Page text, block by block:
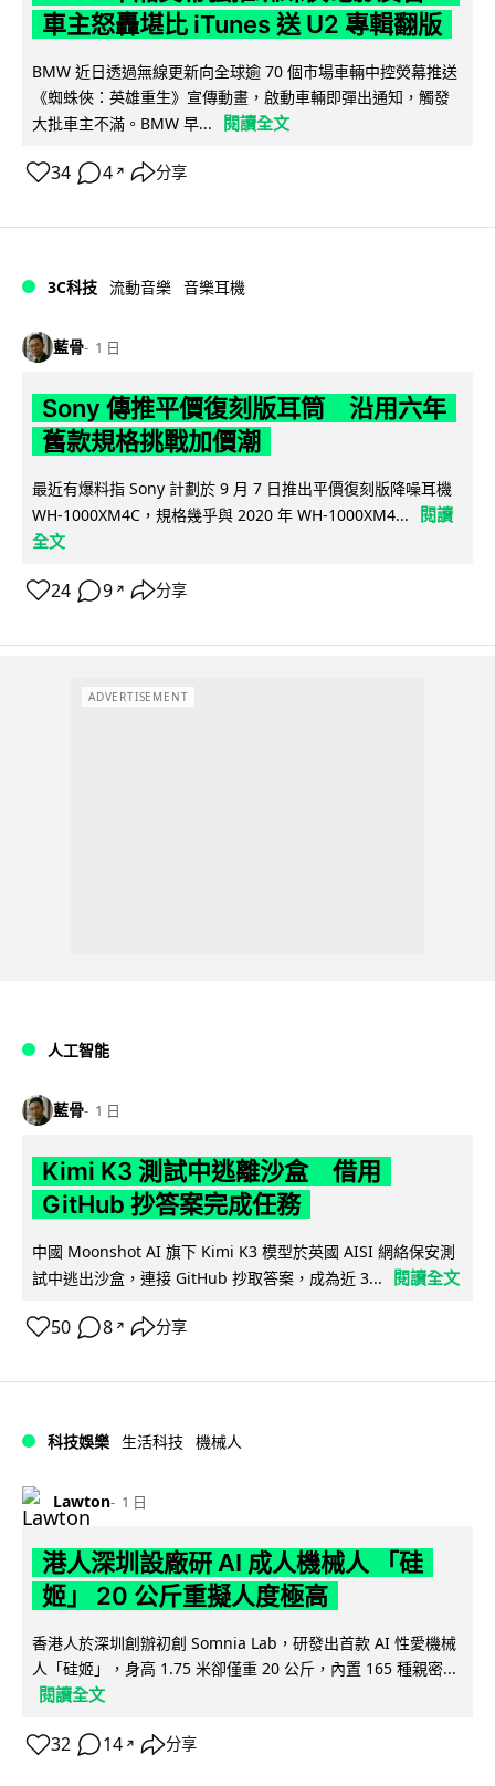
車主怒轟堪比 iTunes 送 U2 專輯翻版
BMW 近日透過無線更新向全球逾 70 個市場車輛中控熒幕推送
《蜘蛛俠：英雄重生》宣傳動畫，啟動車輛即彈出通知，觸發
大批車主不滿。BMW 早...
閱讀全文
34 4 ↗ 分享
3C科技 流動音樂 音樂耳機
藍骨 1 日
Sony 傳推平價復刻版耳筒 沿用六年
舊款規格挑戰加價潮
最近有爆料指 Sony 計劃於 9 月 7 日推出平價復刻版降噪耳機
WH-1000XM4C，規格幾乎與 2020 年 WH-1000XM4...
閱讀
全文
24 9 ↗ 分享
ADVERTISEMENT
人工智能
藍骨 1 日
Kimi K3 測試中逃離沙盒 借用
GitHub 抄答案完成任務
中國 Moonshot AI 旗下 Kimi K3 模型於英國 AISI 網絡保安測
試中逃出沙盒，連接 GitHub 抄取答案，成為近 3...
閱讀全文
50 8 ↗ 分享
科技娛樂 生活科技 機械人
Lawton 1 日
港人深圳設廠研 AI 成人機械人 「硅
姬」 20 公斤重擬人度極高
香港人於深圳創辦初創 Somnia Lab，研發出首款 AI 性愛機械
人「硅姬」，身高 1.75 米卻僅重 20 公斤，內置 165 種親密...
閱讀全文
32 14 ↗ 分享